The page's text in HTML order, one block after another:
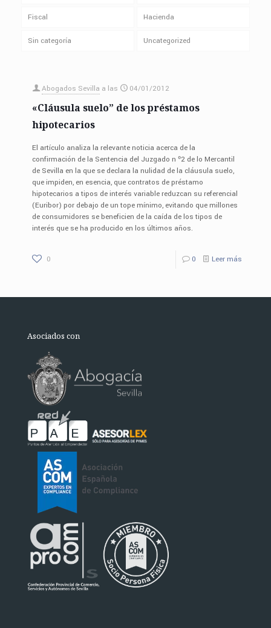
Fiscal Hacienda
Sin categoría Uncategorized
Abogados Sevilla a las 04/01/2012
«Cláusula suelo” de los préstamos
hipotecarios
El artículo analiza la relevante noticia acerca de la
confirmación de la Sentencia del Juzgado n º2 de lo Mercantil
de Sevilla en la que se declara la nulidad de la cláusula suelo,
que impiden, en esencia, que contratos de préstamo
hipotecarios a tipos de interés variable reduzcan su referencial
(Euribor) por debajo de un tope mínimo, evitando que millones
de consumidores se beneficien de la caída de los tipos de
interés que se ha producido en los últimos años.
0 0 Leer más
Asociados con